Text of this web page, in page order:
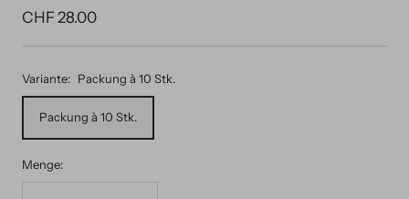
Angebotspreis
CHF 28.00
Variante: Packung à 10 Stk.
Packung à 10 Stk.
Menge: